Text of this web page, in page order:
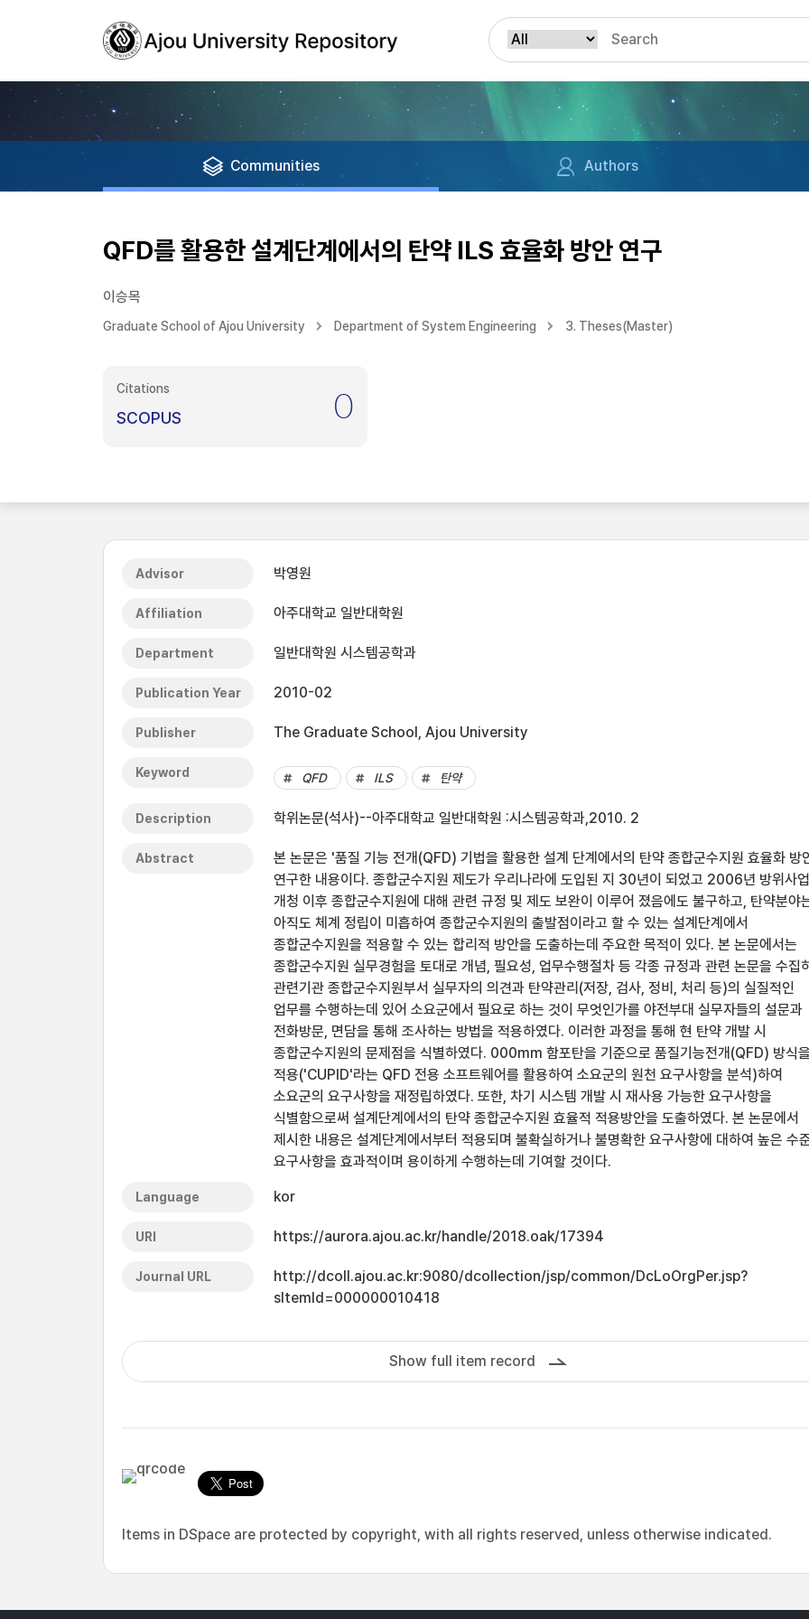
Communities Authors
QFD를 활용한 설계단계에서의 탄약 ILS 효율화 방안 연구
이승목
Graduate School of Ajou University Department of System Engineering 3. Theses(Master)
Citations
SCOPUS 0
Advisor 박영원
Affiliation 아주대학교 일반대학원
Department 일반대학원 시스템공학과
Publication Year 2010-02
Publisher The Graduate School, Ajou University
Keyword QFD ILS 탄약
Description 학위논문(석사)--아주대학교 일반대학원 :시스템공학과,2010. 2
Abstract
본 논문은 '품질 기능 전개(QFD) 기법을 활용한 설계 단계에서의 탄약 종합군수지원 효율화 방
연구한 내용이다. 종합군수지원 제도가 우리나라에 도입된 지 30년이 되었고 2006년 방위사
개청 이후 종합군수지원에 대해 관련 규정 및 제도 보완이 이루어 졌음에도 불구하고, 탄약분야
아직도 체계 정립이 미흡하여 종합군수지원의 출발점이라고 할 수 있는 설계단계에서
종합군수지원을 적용할 수 있는 합리적 방안을 도출하는데 주요한 목적이 있다. 본 논문에서는
종합군수지원 실무경험을 토대로 개념, 필요성, 업무수행절차 등 각종 규정과 관련 논문을 수집
관련기관 종합군수지원부서 실무자의 의견과 탄약관리(저장, 검사, 정비, 처리 등)의 실질적인
업무를 수행하는데 있어 소요군에서 필요로 하는 것이 무엇인가를 야전부대 실무자들의 설문과
전화방문, 면담을 통해 조사하는 방법을 적용하였다. 이러한 과정을 통해 현 탄약 개발 시
종합군수지원의 문제점을 식별하였다. 000mm 함포탄을 기준으로 품질기능전개(QFD) 방식을
적용('CUPID'라는 QFD 전용 소프트웨어를 활용하여 소요군의 원천 요구사항을 분석)하여
소요군의 요구사항을 재정립하였다. 또한, 차기 시스템 개발 시 재사용 가능한 요구사항을
식별함으로써 설계단계에서의 탄약 종합군수지원 효율적 적용방안을 도출하였다. 본 논문에서
제시한 내용은 설계단계에서부터 적용되며 불확실하거나 불명확한 요구사항에 대하여 높은 수
요구사항을 효과적이며 용이하게 수행하는데 기여할 것이다.
Language kor
URI https://aurora.ajou.ac.kr/handle/2018.oak/17394
Journal URL
http://dcoll.ajou.ac.kr:9080/dcollection/jsp/common/DcLoOrgPer.jsp?
sItemId=000000010418
Show full item record
Items in DSpace are protected by copyright, with all rights reserved, unless otherwise indicated.